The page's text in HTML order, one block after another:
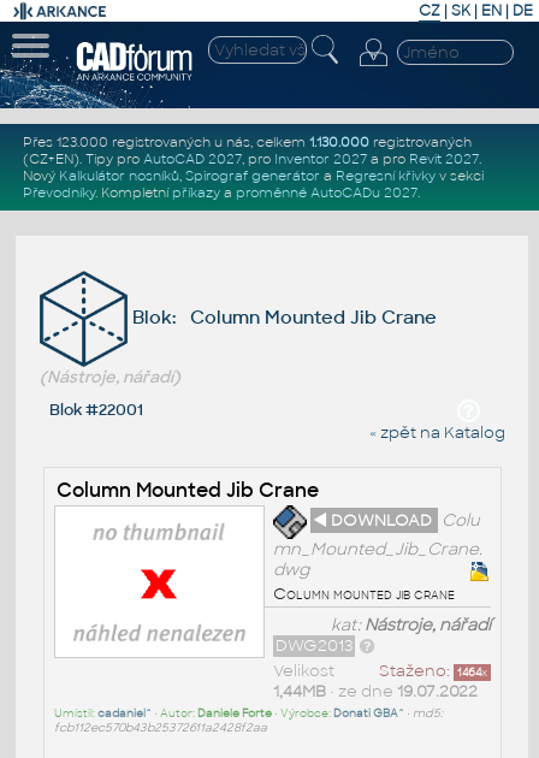
CZ | SK| EN | DE
Přes 123.000 registrovaných u nás, celkem 1.130.000registrovaných
(CZ+EN). Tipy pro AutoCAD 2027, pro Inventor 2027a pro Revit 2027.
Nový Kalkulátor nosníků, Spirograf generátor a Regresní křivkyv sekci
Převodníky. Kompletní příkazya proměnné AutoCADu 2027.
Blok: Column Mounted Jib Crane
(Nástroje, nářadí)
Blok #22001
« zpět na Katalog
Column Mounted Jib Crane
◄ DOWNLOAD
Colu
mn_Mounted_Jib_Crane.
dwg
Column mounted jib crane
kat:Nástroje, nářadí
DWG2013
Staženo: 1464x
Velikost
1,44MB• ze dne 19.07.2022
Umístil:cadaniel^ • Autor: Daniele Forte• Výrobce: Donati GBA^ • md5:
fcb112ec570b43b25372611a2428f2aa